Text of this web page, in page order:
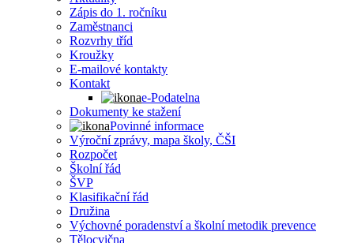
Zápis do 1. ročníku
Zaměstnanci
Rozvrhy tříd
Kroužky
E-mailové kontakty
Kontakt
e-Podatelna
Dokumenty ke stažení
Povinné informace
Výroční zprávy, mapa školy, ČŠI
Rozpočet
Školní řád
ŠVP
Klasifikační řád
Družina
Výchovné poradenství a školní metodik prevence
Tělocvična